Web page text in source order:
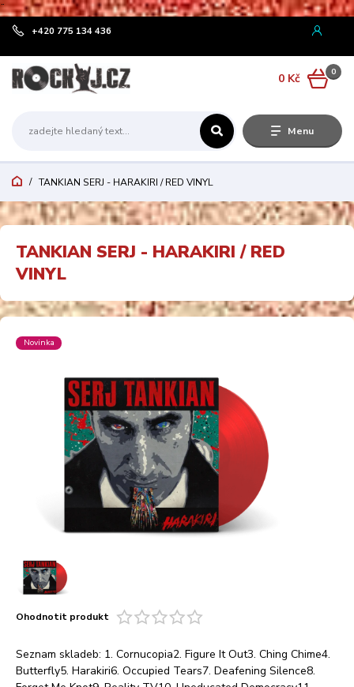
¨
Menu
+420 775 134 436
0
0 Kč
TANKIAN SERJ - HARAKIRI / RED VINYL
TANKIAN SERJ - HARAKIRI / RED
VINYL
Novinka
Ohodnotit produkt
Seznam skladeb: 1. Cornucopia2. Figure It Out3. Ching Chime4.
Butterfly5. Harakiri6. Occupied Tears7. Deafening Silence8.